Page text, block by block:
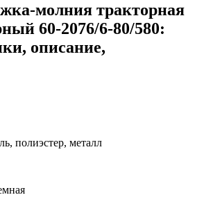
молния тракторная
60-2076/6-80/580:
описание,
полиэстер, металл